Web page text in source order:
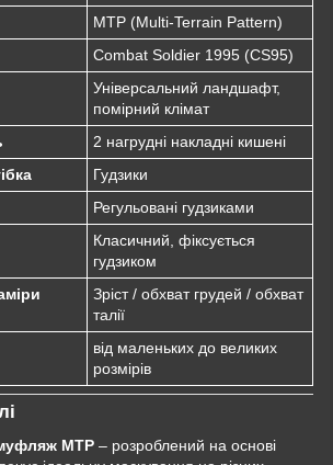
MTP (Multi-Terrain Pattern)
Combat Soldier 1995 (CS95)
Універсальний ландшафт,
помірний клімат
2 нагрудні накладні кишені
Гудзики
Регульовані гудзиками
Класичний, фіксується
гудзиком
Зріст / обхват грудей / обхват
талії
від маленьких до великих
розмірів
MTP – розроблений на основі